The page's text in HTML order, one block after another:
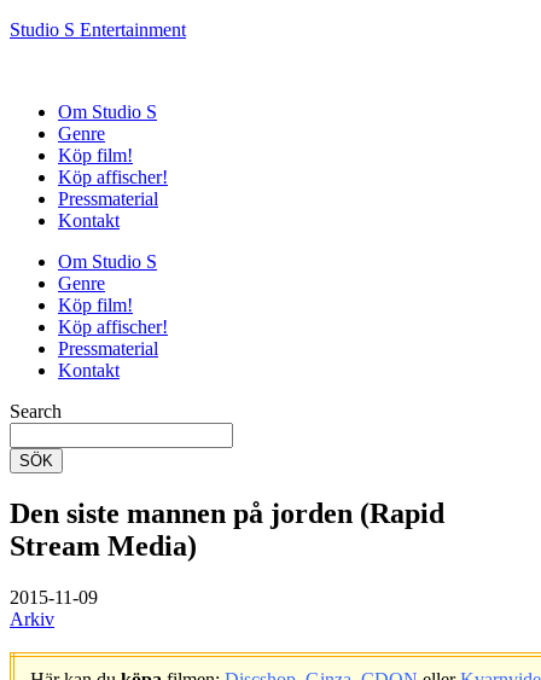
Studio S Entertainment
Om Studio S
Genre
Köp film!
Köp affischer!
Pressmaterial
Kontakt
Om Studio S
Genre
Köp film!
Köp affischer!
Pressmaterial
Kontakt
Search
SÖK
Den siste mannen på jorden (Rapid
Stream Media)
2015-11-09
Arkiv